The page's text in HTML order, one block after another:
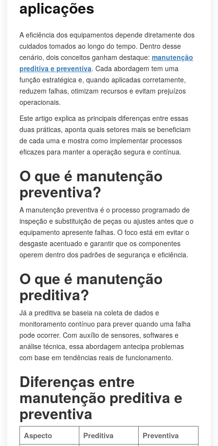
aplicações
A eficiência dos equipamentos depende diretamente dos
cuidados tomados ao longo do tempo. Dentro desse
cenário, dois conceitos ganham destaque: manutenção
preditiva e preventiva. Cada abordagem tem uma
função estratégica e, quando aplicadas corretamente,
reduzem falhas, otimizam recursos e evitam prejuízos
operacionais.
Este artigo explica as principais diferenças entre essas
duas práticas, aponta quais setores mais se beneficiam
de cada uma e mostra como implementar processos
eficazes para manter a operação segura e contínua.
O que é manutenção
preventiva?
A manutenção preventiva é o processo programado de
inspeção e substituição de peças ou ajustes antes que o
equipamento apresente falhas. O foco está em evitar o
desgaste acentuado e garantir que os componentes
operem dentro dos padrões de segurança e eficiência.
O que é manutenção
preditiva?
Já a preditiva se baseia na coleta de dados e
monitoramento contínuo para prever quando uma falha
pode ocorrer. Com auxílio de sensores, softwares e
análise técnica, essa abordagem antecipa problemas
com base em tendências reais de funcionamento.
Diferenças entre
manutenção preditiva e
preventiva
Aspecto Preditiva Preventiva